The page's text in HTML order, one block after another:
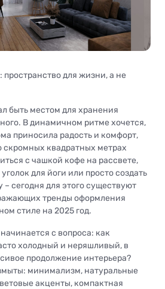
для жизни, а не
быть местом для хранения
В динамичном ритме хочется,
приносила радость и комфорт,
скромных квадратных метрах
с чашкой кофе на рассвете,
для йоги или просто создать
сегодня для этого существуют
тренды оформления
стиле на 2025 год.
с вопроса: как
холодный и неряшливый, в
продолжение интерьера?
минимализм, натуральные
акценты, компактная